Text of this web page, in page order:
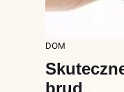
DOM
brud